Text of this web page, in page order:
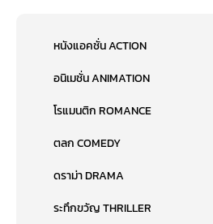
หนังแอคชั่น ACTION
อนิเมชั่น ANIMATION
โรแมนติก ROMANCE
ตลก COMEDY
ดราม่า DRAMA
ระทึกขวัญ THRILLER